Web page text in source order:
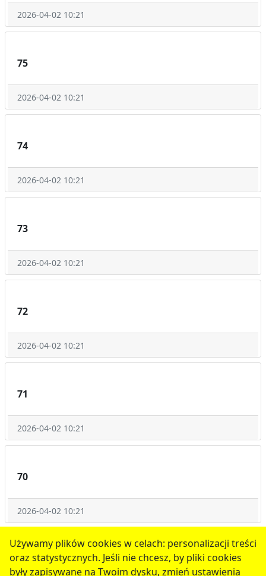
Używamy plików cookies w celach: personalizacji treści
oraz statystycznych. Jeśli nie chcesz, by pliki cookies
były zapisywane na Twoim dysku, zmień ustawienia
2026-04-02 10:21
75
2026-04-02 10:21
74
2026-04-02 10:21
73
2026-04-02 10:21
72
2026-04-02 10:21
71
2026-04-02 10:21
70
2026-04-02 10:21
1 2 3 4 5 następne
serwis jest częścią portalu miejskiegowww.chojnow.eu